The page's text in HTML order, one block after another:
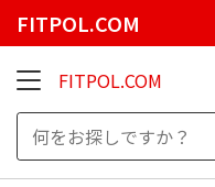
FITPOL.COM
FITPOL.COM